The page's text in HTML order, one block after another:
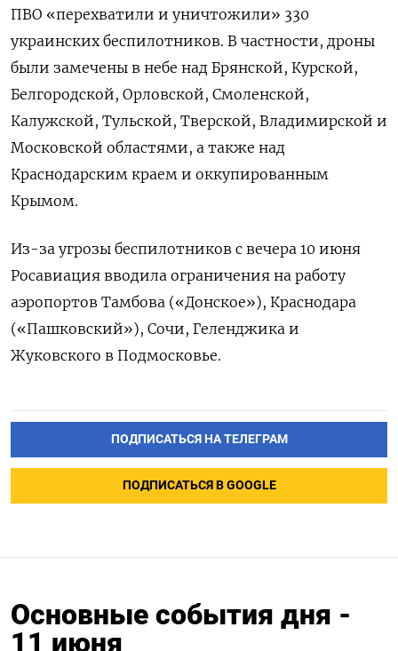
ПВО «перехватили и уничтожили» 330
украинских беспилотников. В частности, дроны
были замечены в небе над Брянской, Курской,
Белгородской, Орловской, Смоленской,
Калужской, Тульской, Тверской, Владимирской и
Московской областями, а также над
Краснодарским краем и оккупированным
Крымом.
Из-за угрозы беспилотников с вечера 10 июня
Росавиация вводила ограничения на работу
аэропортов Тамбова («Донское»), Краснодара
(«Пашковский»), Сочи, Геленджика и
Жуковского в Подмосковье.
ПОДПИСАТЬСЯ НА ТЕЛЕГРАМ
ПОДПИСАТЬСЯ В GOOGLE
Основные события дня -
11 июня